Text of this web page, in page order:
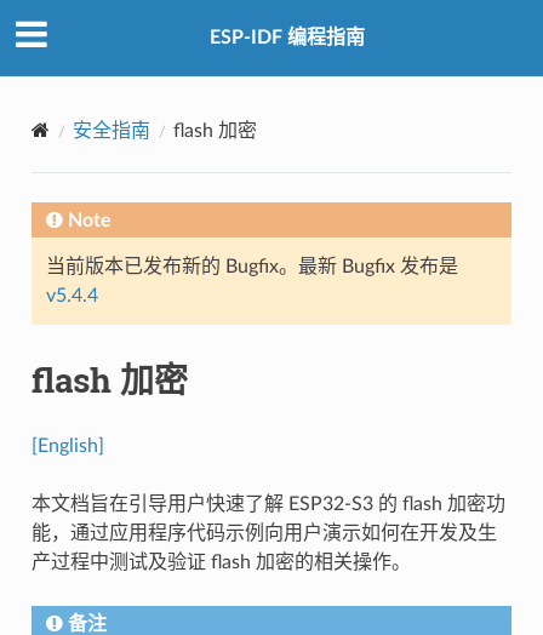
ESP-IDF 编程指南
安全指南 flash 加密
Note
当前版本已发布新的 Bugfix。最新 Bugfix 发布是
v5.4.4
flash 加密
[English]
本文档旨在引导用户快速了解 ESP32-S3 的 flash 加密功
能，通过应用程序代码示例向用户演示如何在开发及生
产过程中测试及验证 flash 加密的相关操作。
备注